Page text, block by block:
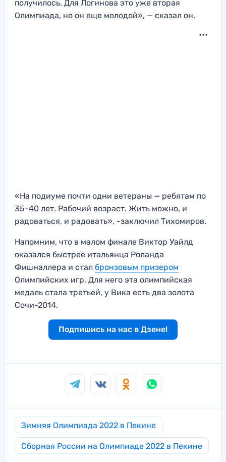
получилось. Для Логинова это уже вторая
Олимпиада, но он еще молодой», — сказал он.
«На подиуме почти одни ветераны — ребятам по
35-40 лет. Рабочий возраст. Жить можно, и
радоваться, и радовать», -заключил Тихомиров.
Напомним, что в малом финале Виктор Уайлд
оказался быстрее итальянца Роланда
Фишналлера и стал бронзовым призером
Олимпийских игр. Для него эта олимпийская
медаль стала третьей, у Вика есть два золота
Сочи-2014.
Подпишись на нас в Дзене!
Зимняя Олимпиада 2022 в Пекине
Сборная России на Олимпиаде 2022 в Пекине